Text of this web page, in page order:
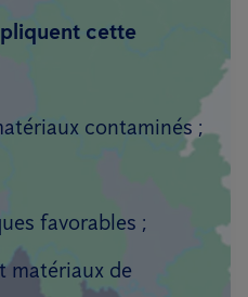
cette
contaminés ;
favorables ;
matériaux de